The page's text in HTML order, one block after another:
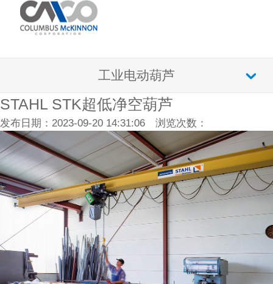
工业电动葫芦
STAHL STK超低净空葫芦
发布日期：2023-09-20 14:31:06 浏览次数：